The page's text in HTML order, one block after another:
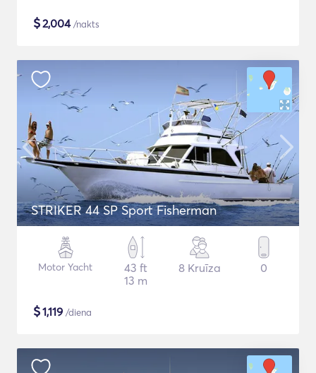
$2,004/nakts
STRIKER 44 SP Sport Fisherman
Motor Yacht
43 ft
13 m
8 Kruīza 0
$1,119 /diena